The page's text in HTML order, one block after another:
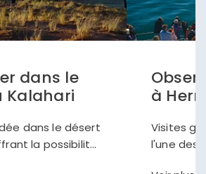
dans le
Kalahari
dans le désert
la possibilité
à
Visites
l'une des